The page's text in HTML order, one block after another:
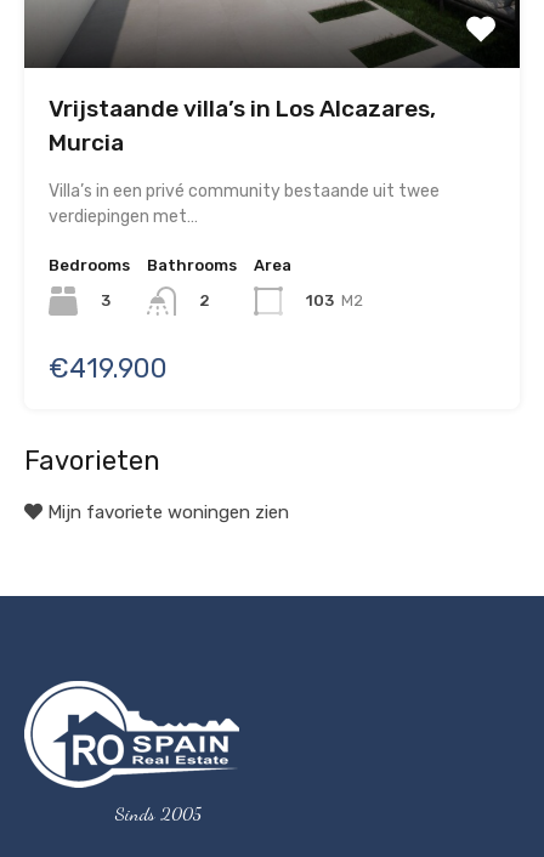
Vrijstaande villa’s in Los Alcazares,
Murcia
Villa’s in een privé community bestaande uit twee
verdiepingen met…
Bedrooms
3
Bathrooms
2
Area
103 M2
€419.900
Favorieten
Mijn favoriete woningen zien
Sinds 2005